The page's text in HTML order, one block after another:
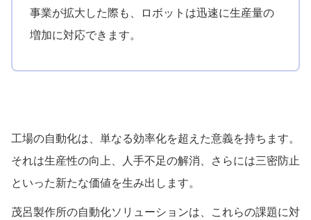
事業が拡大した際も、ロボットは迅速に生産量の
増加に対応できます。
工場の自動化は、単なる効率化を超えた意義を持ちます。
それは生産性の向上、人手不足の解消、さらには三密防止
といった新たな価値を生み出します。
茂呂製作所の自動化ソリューションは、これらの課題に対